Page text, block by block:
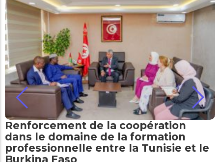
Renforcement de la coopération
dans le domaine de la formation
professionnelle entre la Tunisie et le
Burkina Faso